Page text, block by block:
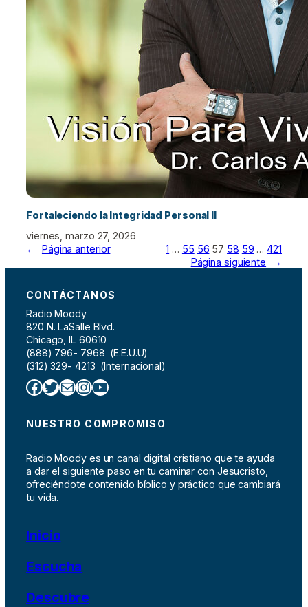
Fortaleciendo la Integridad Personal II
viernes, marzo 27, 2026
←
Página anterior 1 … 55 56 57 58 59 … 421
Página siguiente
→
CONTÁCTANOS
Radio Moody
820 N. LaSalle Blvd.
Chicago, IL 60610
(888) 796- 7968 (E.E.U.U)
(312) 329- 4213 (Internacional)
Facebook Twitter Correo electrónico InstagramYouTube
NUESTRO COMPROMISO
Radio Moody es un canal digital cristiano que te ayuda
a dar el siguiente paso en tu caminar con Jesucristo,
ofreciéndote contenido bíblico y práctico que cambiará
tu vida.
Inicio
Escucha
Descubre